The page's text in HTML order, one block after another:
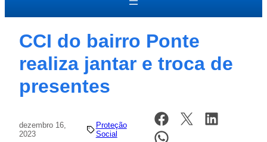
a
CCI do bairro Ponte
realiza jantar e troca de
presentes
dezembro 16,
2023
Proteção
Social